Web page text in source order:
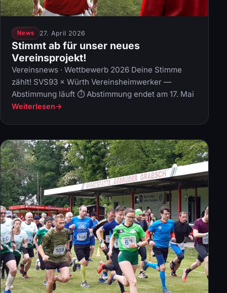
News 27. April 2026
Stimmt ab für unser neues
Vereinsprojekt!
Vereinsnews · Wettbewerb 2026 Deine Stimme
zählt! SVS93 × Würth Vereinsheimwerker —
Abstimmung läuft ⏱ Abstimmung endet am 17. Mai
Weiterlesen